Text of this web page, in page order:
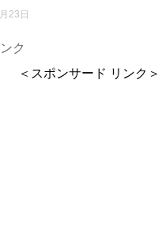
23日
ク
＜スポンサード リンク＞